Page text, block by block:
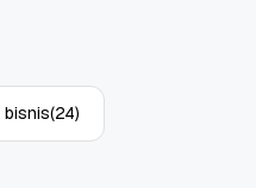
(24)